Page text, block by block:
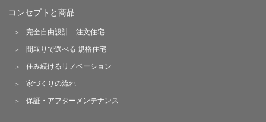
コンセプトと商品
完全自由設計 注文住宅
間取りで選べる 規格住宅
住み続けるリノベーション
家づくりの流れ
保証・アフターメンテナンス